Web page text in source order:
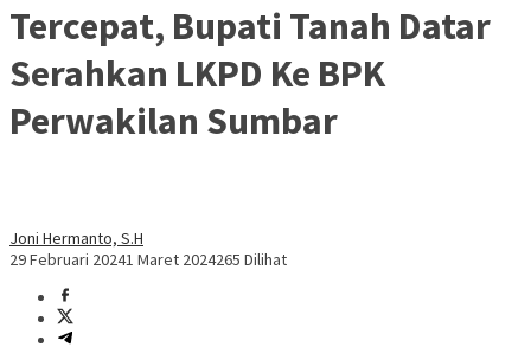
Tercepat, Bupati Tanah Datar
Serahkan LKPD Ke BPK
Perwakilan Sumbar
Joni Hermanto, S.H
29 Februari 20241 Maret 2024265 Dilihat